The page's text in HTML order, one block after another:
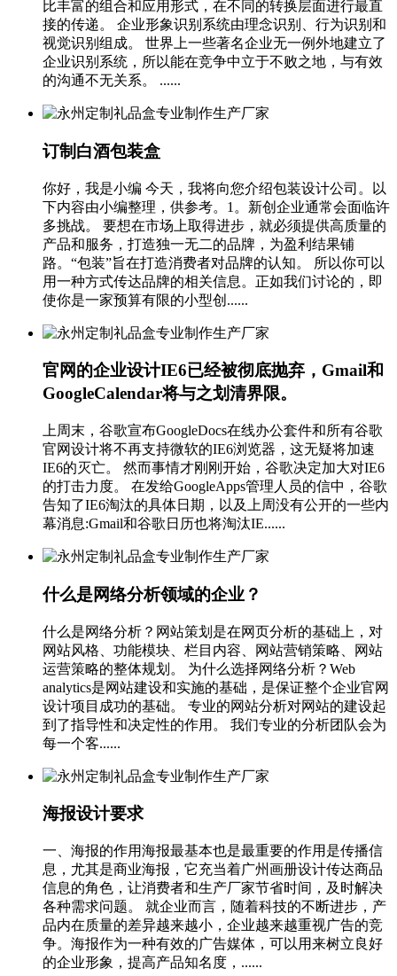
比丰富的组合和应用形式，在不同的转换层面进行最直
接的传递。 企业形象识别系统由理念识别、行为识别和
视觉识别组成。 世界上一些著名企业无一例外地建立了
企业识别系统，所以能在竞争中立于不败之地，与有效
的沟通不无关系。 ......
订制白酒包装盒
你好，我是小编 今天，我将向您介绍包装设计公司。以
下内容由小编整理，供参考。1。新创企业通常会面临许
多挑战。 要想在市场上取得进步，就必须提供高质量的
产品和服务，打造独一无二的品牌，为盈利结果铺
路。“包装”旨在打造消费者对品牌的认知。 所以你可以
用一种方式传达品牌的相关信息。正如我们讨论的，即
使你是一家预算有限的小型创......
官网的企业设计IE6已经被彻底抛弃，Gmail和
GoogleCalendar将与之划清界限。
上周末，谷歌宣布GoogleDocs在线办公套件和所有谷歌
官网设计将不再支持微软的IE6浏览器，这无疑将加速
IE6的灭亡。 然而事情才刚刚开始，谷歌决定加大对IE6
的打击力度。 在发给GoogleApps管理人员的信中，谷歌
告知了IE6淘汰的具体日期，以及上周没有公开的一些内
幕消息:Gmail和谷歌日历也将淘汰IE......
什么是网络分析领域的企业？
什么是网络分析？网站策划是在网页分析的基础上，对
网站风格、功能模块、栏目内容、网站营销策略、网站
运营策略的整体规划。 为什么选择网络分析？Web
analytics是网站建设和实施的基础，是保证整个企业官网
设计项目成功的基础。 专业的网站分析对网站的建设起
到了指导性和决定性的作用。 我们专业的分析团队会为
每一个客......
海报设计要求
一、海报的作用海报最基本也是最重要的作用是传播信
息，尤其是商业海报，它充当着广州画册设计传达商品
信息的角色，让消费者和生产厂家节省时间，及时解决
各种需求问题。 就企业而言，随着科技的不断进步，产
品内在质量的差异越来越小，企业越来越重视广告的竞
争。海报作为一种有效的广告媒体，可以用来树立良好
的企业形象，提高产品知名度，......